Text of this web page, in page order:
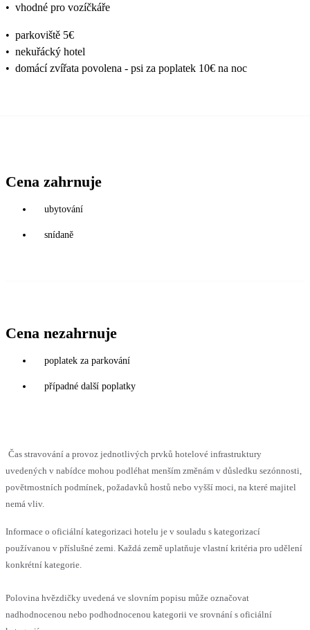
• vhodné pro vozíčkáře
• parkoviště 5€
• nekuřácký hotel
• domácí zvířata povolena - psi za poplatek 10€ na noc
Cena zahrnuje
ubytování
snídaně
Cena nezahrnuje
poplatek za parkování
případné další poplatky
Čas stravování a provoz jednotlivých prvků hotelové infrastruktury
uvedených v nabídce mohou podléhat menším změnám v důsledku sezónnosti,
povětrnostních podmínek, požadavků hostů nebo vyšší moci, na které majitel
nemá vliv.
Informace o oficiální kategorizaci hotelu je v souladu s kategorizací
používanou v příslušné zemi. Každá země uplatňuje vlastní kritéria pro udělení
konkrétní kategorie.
Polovina hvězdičky uvedená ve slovním popisu může označovat
nadhodnocenou nebo podhodnocenou kategorii ve srovnání s oficiální